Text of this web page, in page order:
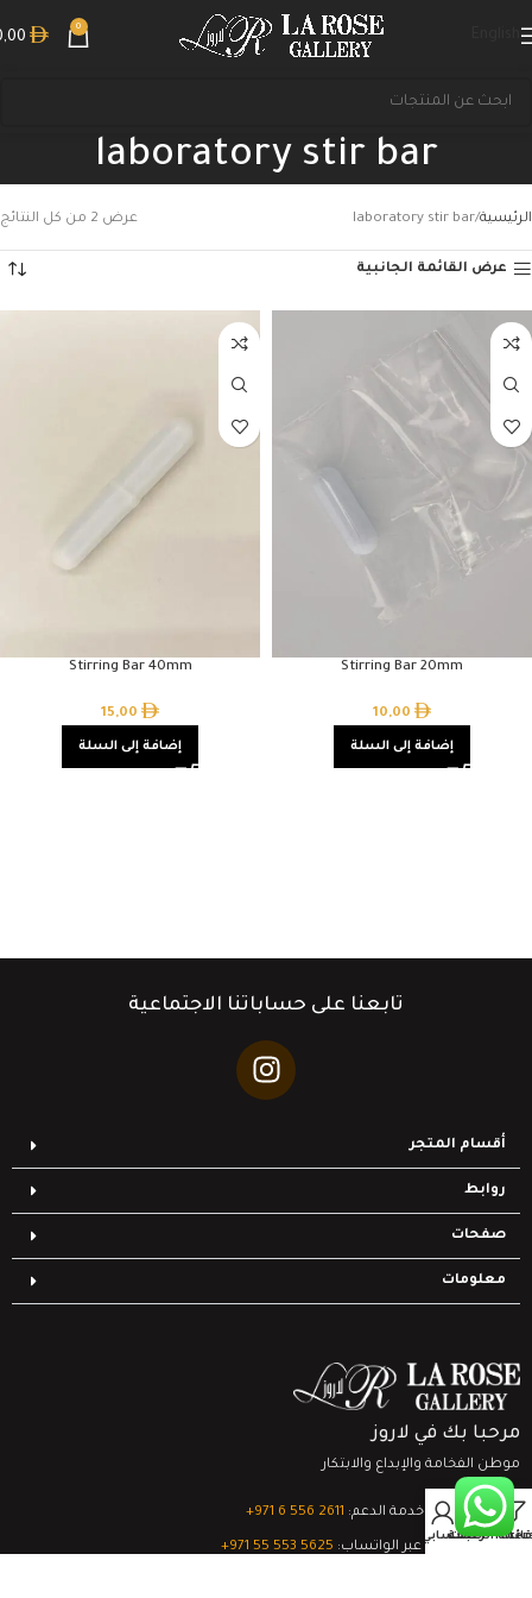
0
laboratory stir bar
الرئيسية laboratory stir bar عرض ⁦2⁩ من كل النتائج
عرض القائمة الجانبية
Stirring Bar 20mm
10,00
إضافة إلى السلة
Stirring Bar 40mm
15,00
إضافة إلى السلة
تابعنا على حساباتنا الاجتماعية
أقسام المتجر
روابط
صفحات
معلومات
مرحبا بك في لاروز
موطن الفخامة والإبداع والابتكار
تواصل مع خدمة الدعم: ‎+971 6 556 2611
الدعم الفني عبر الواتساب: ‎+971 55 553 5625
قائمة الرغبات
0
السلةحسابي